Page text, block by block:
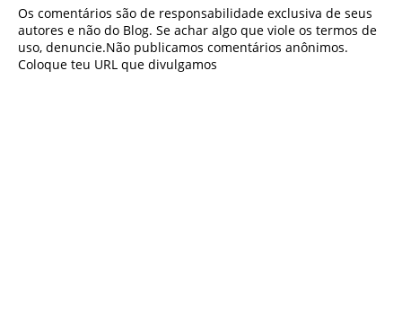
Os comentários são de responsabilidade exclusiva de seus
autores e não do Blog. Se achar algo que viole os termos de
uso, denuncie.Não publicamos comentários anônimos.
Coloque teu URL que divulgamos